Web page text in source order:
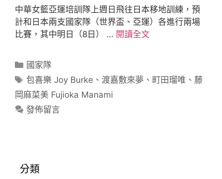
中華女籃亞運培訓隊上週日飛往日本移地訓練，預
計和日本兩支國家隊（世界盃、亞運）各進行兩場
比賽，其中明日（8日） … 閱讀全文
國家隊
包喜樂 Joy Burke 、 渡嘉敷來夢 、 町田瑠唯 、 藤
岡麻菜美 Fujioka Manami
發佈留言
分類